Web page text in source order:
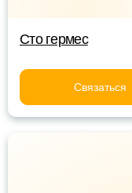
Сто гермес
Связаться